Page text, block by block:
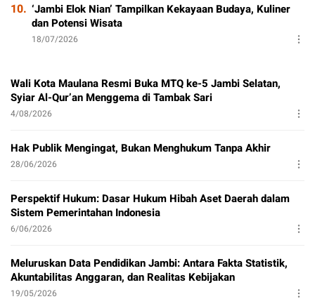
10. ‘Jambi Elok Nian’ Tampilkan Kekayaan Budaya, Kuliner
dan Potensi Wisata
18/07/2026
Wali Kota Maulana Resmi Buka MTQ ke-5 Jambi Selatan,
Syiar Al-Qur’an Menggema di Tambak Sari
4/08/2026
Hak Publik Mengingat, Bukan Menghukum Tanpa Akhir
28/06/2026
Perspektif Hukum: Dasar Hukum Hibah Aset Daerah dalam
Sistem Pemerintahan Indonesia
6/06/2026
Meluruskan Data Pendidikan Jambi: Antara Fakta Statistik,
Akuntabilitas Anggaran, dan Realitas Kebijakan
19/05/2026